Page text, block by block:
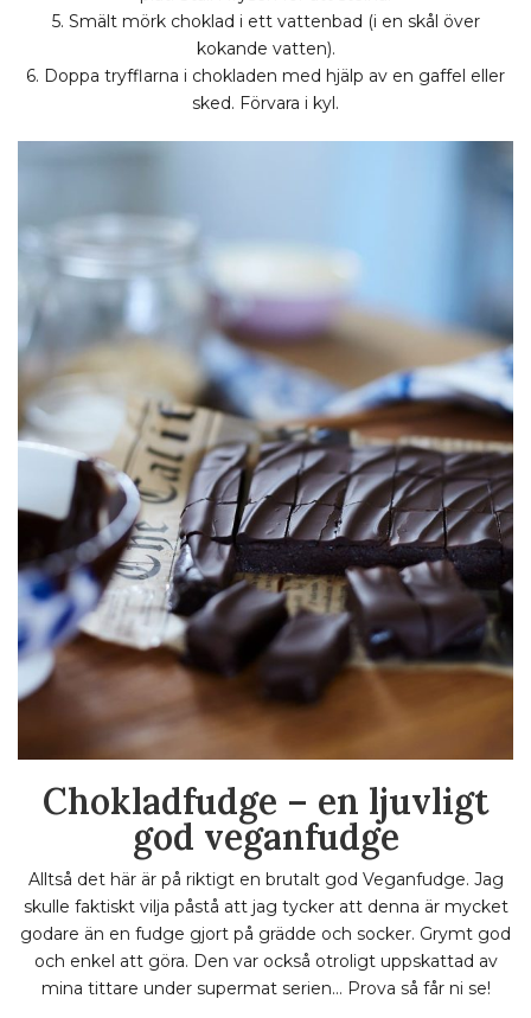
5. Smält mörk choklad i ett vattenbad (i en skål över
kokande vatten).
6. Doppa tryfflarna i chokladen med hjälp av en gaffel eller
sked. Förvara i kyl.
Chokladfudge – en ljuvligt
god veganfudge
Alltså det här är på riktigt en brutalt god Veganfudge. Jag
skulle faktiskt vilja påstå att jag tycker att denna är mycket
godare än en fudge gjort på grädde och socker. Grymt god
och enkel att göra. Den var också otroligt uppskattad av
mina tittare under supermat serien… Prova så får ni se!